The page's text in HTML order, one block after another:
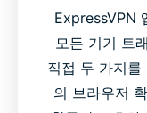
ExpressVPN
모든 기기 트
직접 두 가지를
의 브라우저